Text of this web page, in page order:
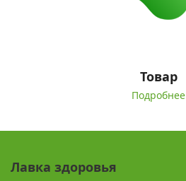
Товар
Подробнее
Лавка здоровья